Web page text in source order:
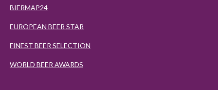
BIERMAP24
EUROPEAN BEER STAR
FINEST BEER SELECTION
WORLD BEER AWARDS